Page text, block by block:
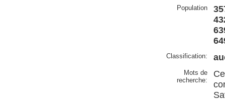
Population
Classification:
Mots de
recherche: